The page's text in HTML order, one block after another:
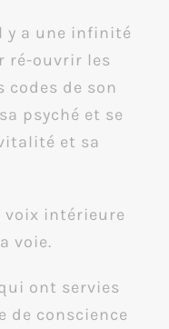
y a une infinité
ré-ouvrir les
codes de son
psyché et se
et sa
voix intérieure
voie.
ont servies
de conscience